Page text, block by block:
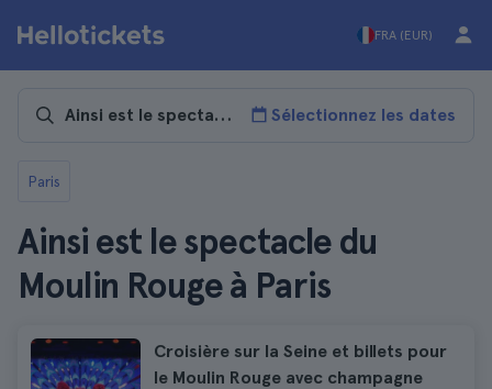
FRA (EUR)
Sélectionnez les dates
Paris
Ainsi est le spectacle du
Moulin Rouge à Paris
Croisière sur la Seine et billets pour
le Moulin Rouge avec champagne